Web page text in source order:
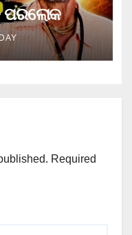
ପରଲୋକ
Required